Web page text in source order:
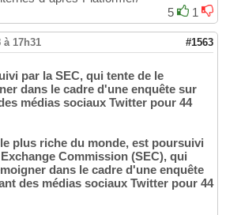
5
1
à 17h31 #1563
par la SEC, qui tente de le
dans le cadre d'une enquête sur
médias sociaux Twitter pour 44
plus riche du monde, est poursuivi
Commission (SEC), qui
dans le cadre d'une enquête
des médias sociaux Twitter pour 44